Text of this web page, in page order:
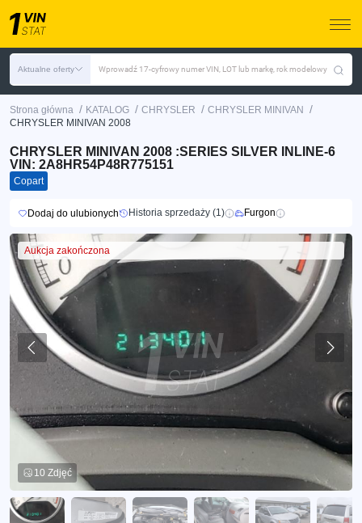
Aktualne oferty Wprowadź 17-cyfrowy numer VIN, LOT lub markę, rok modelowy
Strona główna / KATALOG / CHRYSLER / CHRYSLER MINIVAN /
CHRYSLER MINIVAN 2008
CHRYSLER MINIVAN 2008 :SERIES SILVER INLINE-6
VIN: 2A8HR54P48R775151
Copart
Dodaj do ulubionych Historia sprzedaży (1) Furgon
Aukcja zakończona
10 Zdjęć